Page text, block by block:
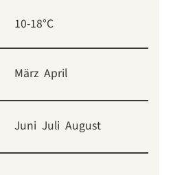
10-18°C
März April
Juni Juli August